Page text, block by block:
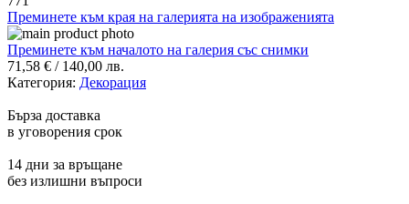
Преминете към края на галерията на изображенията
Преминете към началото на галерия със снимки
71,58 € / 140,00 лв.
Категория: Декорация
Бърза доставка
в уговорения срок
14 дни за връщане
без излишни въпроси